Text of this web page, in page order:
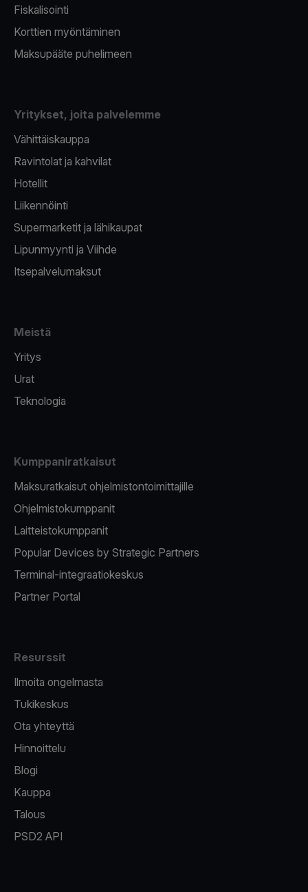
Fiskalisointi
Korttien myöntäminen
Maksupääte puhelimeen
Yritykset, joita palvelemme
Vähittäiskauppa
Ravintolat ja kahvilat
Hotellit
Liikennöinti
Supermarketit ja lähikaupat
Lipunmyynti ja Viihde
Itsepalvelumaksut
Meistä
Yritys
Urat
Teknologia
Kumppaniratkaisut
Maksuratkaisut ohjelmistontoimittajille
Ohjelmistokumppanit
Laitteistokumppanit
Popular Devices by Strategic Partners
Terminal-integraatiokeskus
Partner Portal
Resurssit
Ilmoita ongelmasta
Tukikeskus
Ota yhteyttä
Hinnoittelu
Blogi
Kauppa
Talous
PSD2 API